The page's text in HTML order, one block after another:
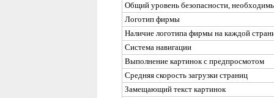
Общий уровень безопасности,
Логотип фирмы
Наличие логотипа фирмы на каждой
Система навигации
Выполнение картинок с предпросмотом
Средняя скорость загрузки страниц
Замещающий текст картинок